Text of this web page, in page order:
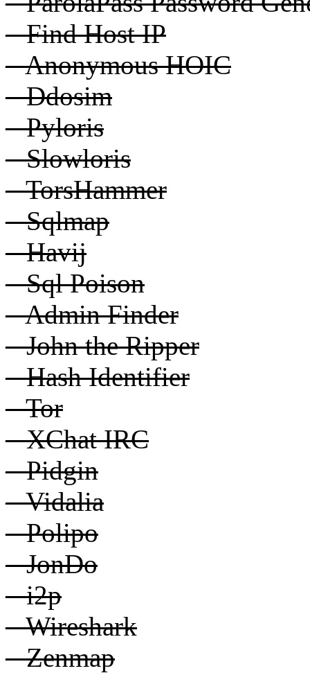
– Find Host IP
– Anonymous HOIC
– Ddosim
– Pyloris
– Slowloris
– TorsHammer
– Sqlmap
– Havij
– Sql Poison
– Admin Finder
– John the Ripper
– Hash Identifier
– Tor
– XChat IRC
– Pidgin
– Vidalia
– Polipo
– JonDo
– i2p
– Wireshark
– Zenmap